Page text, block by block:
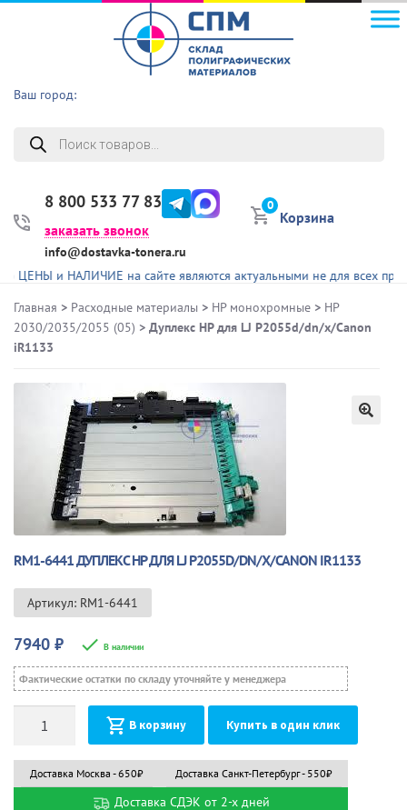
Ваш город:
Поиск
товаров
8 800 533 77 83
заказать звонок
info@dostavka-tonera.ru
0
Корзина
и НАЛИЧИЕ на сайте являются актуальными не для всех
Главная > Расходные материалы > HP монохромные > HP
2030/2035/2055 (05) > Дуплекс HP для LJ P2055d/dn/x/Canon
iR1133
RM1-6441 ДУПЛЕКС HP ДЛЯ LJ P2055D/DN/X/CANON IR1133
Артикул: RM1-6441
7940 ₽ В наличии
Фактические остатки по складу уточняйте у менеджера
В корзину Купить в один клик
Доставка Москва - 650₽ Доставка Санкт-Петербург - 550₽
Доставка СДЭК от 2-х дней